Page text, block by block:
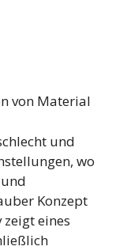
von Material
und
wo
Konzept
eines